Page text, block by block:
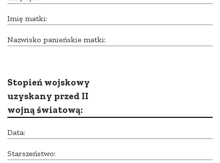
Imię matki:
Nazwisko panieńskie matki:
Stopień wojskowy
uzyskany przed II
wojną światową:
Data:
Starszeństwo: